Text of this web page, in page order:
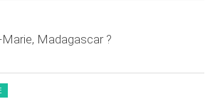
Madagascar ?